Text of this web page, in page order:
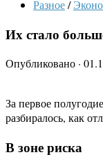
Разное/
Их стало
Опубликовано ·
За первое
разбиралось, как
В зоне риска